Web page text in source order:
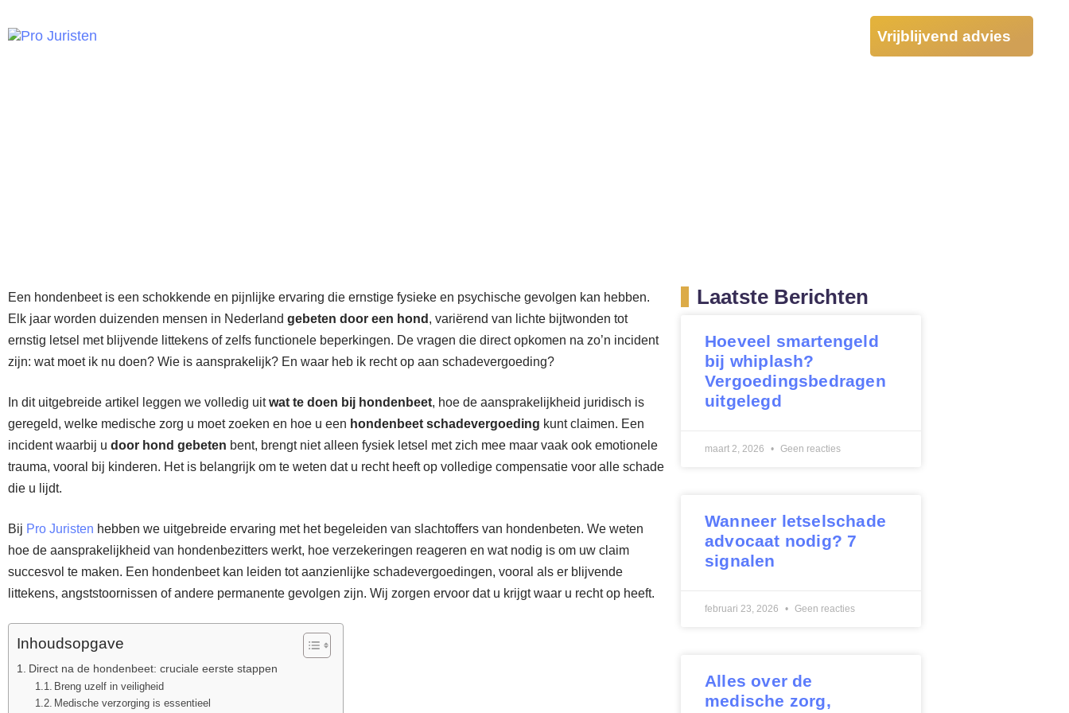
Vrijblijvend advies
Een hondenbeet is een schokkende en pijnlijke ervaring die ernstige fysieke en psychische gevolgen kan hebben.
Elk jaar worden duizenden mensen in Nederland gebeten door een hond , variërend van lichte bijtwonden tot
ernstig letsel met blijvende littekens of zelfs functionele beperkingen. De vragen die direct opkomen na zo’n incident
zijn: wat moet ik nu doen? Wie is aansprakelijk? En waar heb ik recht op aan schadevergoeding?
In dit uitgebreide artikel leggen we volledig uitwat te doen bij hondenbeet, hoe de aansprakelijkheid juridisch is
geregeld, welke medische zorg u moet zoeken en hoe u een hondenbeet schadevergoeding kunt claimen. Een
incident waarbij u door hond gebeten bent, brengt niet alleen fysiek letsel met zich mee maar vaak ook emotionele
trauma, vooral bij kinderen. Het is belangrijk om te weten dat u recht heeft op volledige compensatie voor alle schade
die u lijdt.
Bij Pro Juristen hebben we uitgebreide ervaring met het begeleiden van slachtoffers van hondenbeten. We weten
hoe de aansprakelijkheid van hondenbezitters werkt, hoe verzekeringen reageren en wat nodig is om uw claim
succesvol te maken. Een hondenbeet kan leiden tot aanzienlijke schadevergoedingen, vooral als er blijvende
littekens, angststoornissen of andere permanente gevolgen zijn. Wij zorgen ervoor dat u krijgt waar u recht op heeft.
Inhoudsopgave
Direct na de hondenbeet: cruciale eerste stappen
Breng uzelf in veiligheid
Medische verzorging is essentieel
Laatste Berichten
Hoeveel smartengeld
bij whiplash?
Vergoedingsbedragen
uitgelegd
maart 2, 2026 Geen reacties
Wanneer letselschade
advocaat nodig? 7
signalen
februari 23, 2026 Geen reacties
Alles over de
medische zorg,